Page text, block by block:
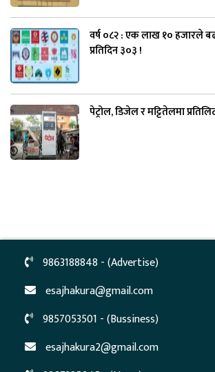
वर्ष ०८२ : एक लाख १० हजारले
प्रतिदिन ३०३ !
पेट्रोल, डिजेल र मट्टितेलमा
9863188848 - (Advertise)
esajhakura@gmail.com
9857053501 - (Bussiness)
esajhakura2@gmail.com